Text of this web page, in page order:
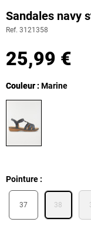
Sandales navy
Ref. 3121358
25,99 €
Couleur
Couleur : Marine
Pointure
37 38